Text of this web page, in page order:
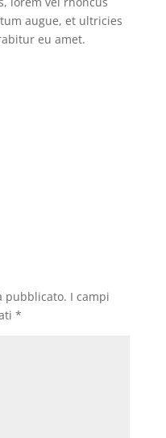
augue, et ultricies
eu amet.
pubblicato. I campi
*